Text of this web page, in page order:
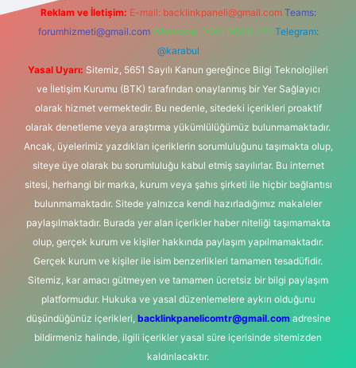
Reklam ve İletişim: E-mail: backlinkpaneli@gmail.com Teams:
forumhizmeti@gmail.com Whatsapp: 0262 606 0 726 Telegram:
@karabul
Yasal Uyarı: Sitemiz, 5651 Sayılı Kanun gereğince Bilgi Teknolojileri
ve İletişim Kurumu (BTK) tarafından onaylanmış bir Yer Sağlayıcı
olarak hizmet vermektedir. Bu nedenle, sitedeki içerikleri proaktif
olarak denetleme veya araştırma yükümlülüğümüz bulunmamaktadır.
Ancak, üyelerimiz yazdıkları içeriklerin sorumluluğunu taşımakta olup,
siteye üye olarak bu sorumluluğu kabul etmiş sayılırlar. Bu internet
sitesi, herhangi bir marka, kurum veya şahıs şirketi ile hiçbir bağlantısı
bulunmamaktadır. Sitede yalnızca kendi hazırladığımız makaleler
paylaşılmaktadır. Burada yer alan içerikler haber niteliği taşımamakta
olup, gerçek kurum ve kişiler hakkında paylaşım yapılmamaktadır.
Gerçek kurum ve kişiler ile isim benzerlikleri tamamen tesadüfidir.
Sitemiz, kar amacı gütmeyen ve tamamen ücretsiz bir bilgi paylaşım
platformudur. Hukuka ve yasal düzenlemelere aykırı olduğunu
düşündüğünüz içerikleri, backlinkpanelicomtr@gmail.comadresine
bildirmeniz halinde, ilgili içerikler yasal süre içerisinde sitemizden
kaldırılacaktır.